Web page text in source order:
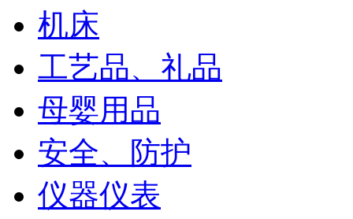
机床
工艺品、礼品
母婴用品
安全、防护
仪器仪表